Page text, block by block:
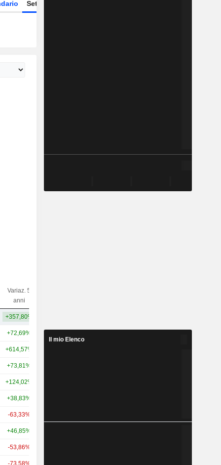
Settore
Variaz. 5
anni
+357,80%
+72,69%
+614,57%
+73,81%
+124,02%
+38,83%
-63,33%
+46,85%
-53,86%
-73,58%
Il mio Elenco